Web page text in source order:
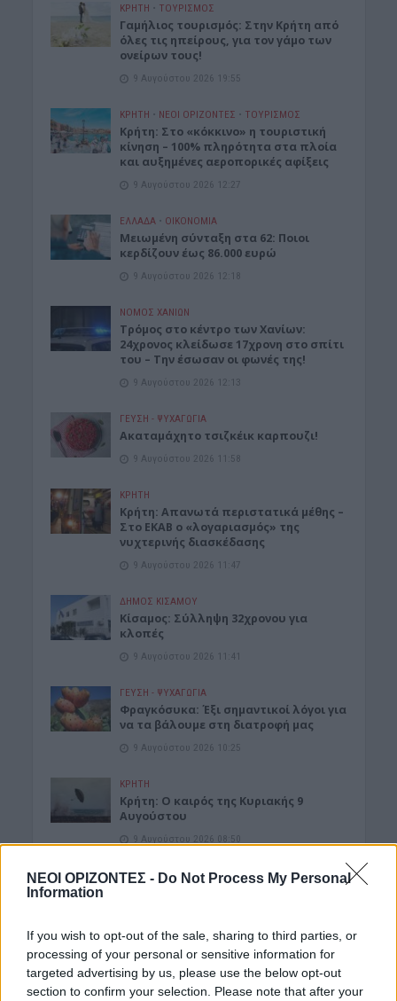
ΝΕΟΙ ΟΡΙΖΟΝΤΕΣ - Do Not Process My Personal
Information
If you wish to opt-out of the sale, sharing to third parties, or
processing of your personal or sensitive information for
targeted advertising by us, please use the below opt-out
section to confirm your selection. Please note that after your
ΚΡΗΤΗ • ΤΟΥΡΙΣΜΟΣ
Γαμήλιος τουρισμός: Στην Κρήτη από
όλες τις ηπείρους, για τον γάμο των
ονείρων τους!
9 Αυγούστου 2026 19:55
ΚΡΗΤΗ • ΝΕΟΙ ΟΡΙΖΟΝΤΕΣ • ΤΟΥΡΙΣΜΟΣ
Κρήτη: Στο «κόκκινο» η τουριστική
κίνηση – 100% πληρότητα στα πλοία
και αυξημένες αεροπορικές αφίξεις
9 Αυγούστου 2026 12:27
ΕΛΛΑΔΑ • ΟΙΚΟΝΟΜΙΑ
Μειωμένη σύνταξη στα 62: Ποιοι
κερδίζουν έως 86.000 ευρώ
9 Αυγούστου 2026 12:18
ΝΟΜΌΣ ΧΑΝΊΩΝ
Τρόμος στο κέντρο των Χανίων:
24χρονος κλείδωσε 17χρονη στο σπίτι
του – Την έσωσαν οι φωνές της!
9 Αυγούστου 2026 12:13
ΓΕΎΣΗ - ΨΥΧΑΓΩΓΊΑ
Ακαταμάχητο τσιζκέικ καρπουζι!
9 Αυγούστου 2026 11:58
ΚΡΗΤΗ
Κρήτη: Απανωτά περιστατικά μέθης –
Στο ΕΚΑΒ ο «λογαριασμός» της
νυχτερινής διασκέδασης
9 Αυγούστου 2026 11:47
ΔΉΜΟΣ ΚΙΣΆΜΟΥ
Κίσαμος: Σύλληψη 32χρονου για
κλοπές
9 Αυγούστου 2026 11:41
ΓΕΎΣΗ - ΨΥΧΑΓΩΓΊΑ
Φραγκόσυκα: Έξι σημαντικοί λόγοι για
να τα βάλουμε στη διατροφή μας
9 Αυγούστου 2026 10:25
ΚΡΗΤΗ
Κρήτη: Ο καιρός της Κυριακής 9
Αυγούστου
9 Αυγούστου 2026 08:50
ΚΡΗΤΗ
9 Αυγούστου 2026 08:45
ΝΟΜΌΣ ΧΑΝΊΩΝ ΤΟΥΡΙΣΜΟΣ
Τραγωδία στον Κάβρο Χανίων – Νεκρή